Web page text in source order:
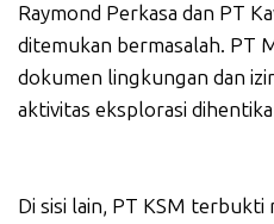
Raymond Perkasa dan PT
ditemukan bermasalah. PT
dokumen lingkungan dan
aktivitas eksplorasi
Di sisi lain, PT KSM terbukti